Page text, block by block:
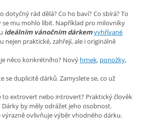
dotyčný rád dělá? Co ho baví? Co sbírá? To
se mu mohlo líbit. Například pro milovníky
ideálním vánočním dárkemvyhřívané
nejen praktické, zahřejí, ale i originálně
něco konkrétního? Nový hrnek, ponožky,
se duplicitě dárků. Zamyslete se, co už
to extrovert nebo introvert? Praktický člověk
Dárky by měly odrážet jeho osobnost.
výrazně ovlivňuje výběr vhodného dárku.